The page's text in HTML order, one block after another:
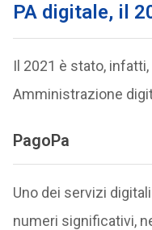
PA digitale, il
Il 2021 è stato, infatti,
Amministrazione
PagoPa
Uno dei servizi
numeri significativi,